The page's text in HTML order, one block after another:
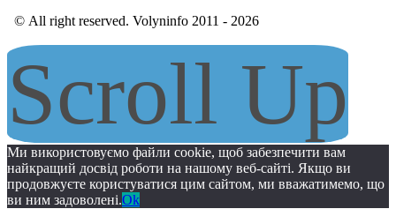
© All right reserved. Volyninfo 2011 - 2026
Scroll Up
Ми використовуємо файли cookie, щоб забезпечити вам
найкращий досвід роботи на нашому веб-сайті. Якщо ви
продовжуєте користуватися цим сайтом, ми вважатимемо, що
ви ним задоволені.Ok